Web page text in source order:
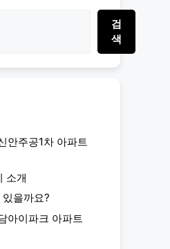
검
색
안주공1차 아파트
소개
을까요?
아이파크 아파트